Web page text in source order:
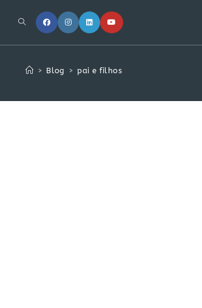
> Blog > pai e filhos